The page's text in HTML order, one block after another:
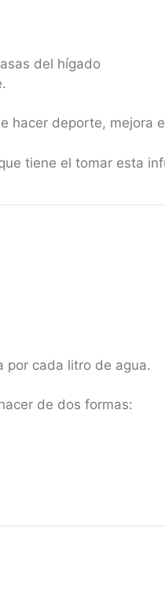
del hígado
hacer deporte, mejora
tiene el tomar esta
por cada litro de agua.
de dos formas: